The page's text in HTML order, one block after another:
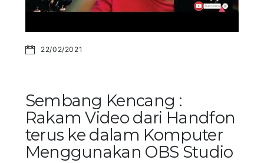
22/02/2021
Sembang Kencang :
Rakam Video dari Handfon
terus ke dalam Komputer
Menggunakan OBS Studio